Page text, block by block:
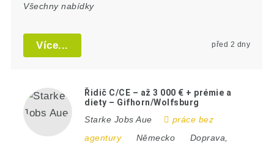
Všechny nabídky
Více... před 2 dny
Řidič C/CE – až 3 000 € + prémie a
diety – Gifhorn/Wolfsburg
Starke Jobs Aue
práce bez
agentury
Německo
Doprava,